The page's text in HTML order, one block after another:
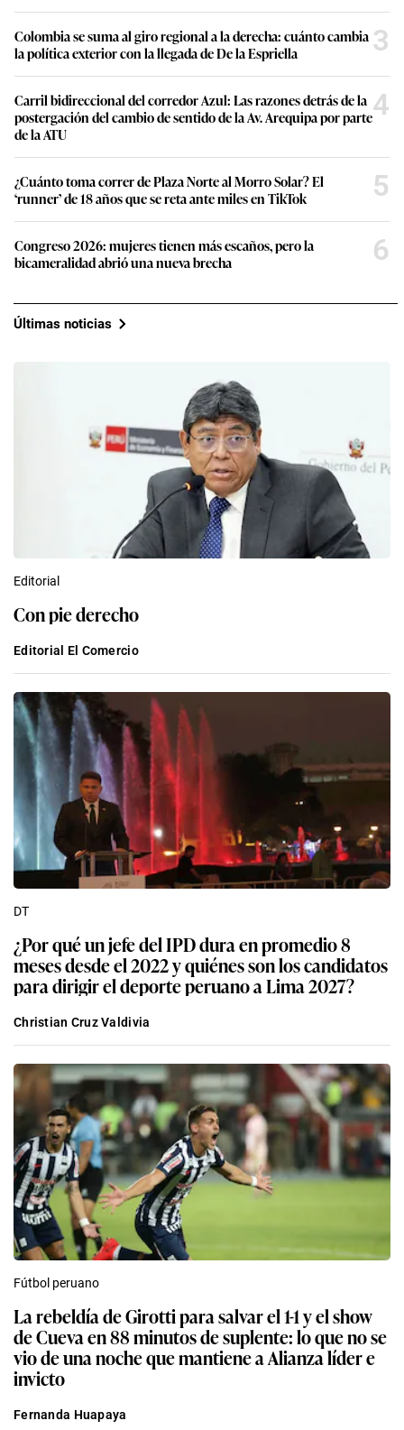
Colombia se suma al giro regional a la derecha: cuánto cambia
la política exterior con la llegada de De la Espriella
3
Carril bidireccional del corredor Azul: Las razones detrás de la
postergación del cambio de sentido de la Av. Arequipa por parte
de la ATU
4
¿Cuánto toma correr de Plaza Norte al Morro Solar? El
‘runner’ de 18 años que se reta ante miles en TikTok
5
Congreso 2026: mujeres tienen más escaños, pero la
bicameralidad abrió una nueva brecha
6
Últimas noticias
Editorial
Con pie derecho
Editorial El Comercio
DT
¿Por qué un jefe del IPD dura en promedio 8
meses desde el 2022 y quiénes son los candidatos
para dirigir el deporte peruano a Lima 2027?
Christian Cruz Valdivia
Fútbol peruano
La rebeldía de Girotti para salvar el 1-1 y el show
de Cueva en 88 minutos de suplente: lo que no se
vio de una noche que mantiene a Alianza líder e
invicto
Fernanda Huapaya